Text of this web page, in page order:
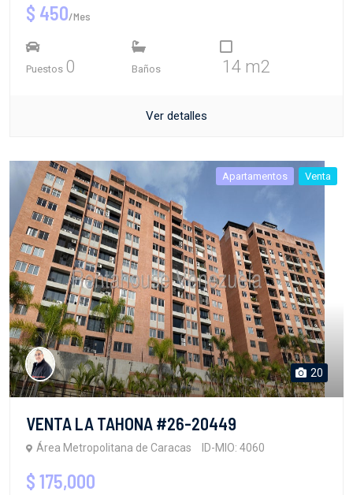
$ 450/Mes
Puestos 0 Baños 14 m2
Ver detalles
Apartamentos Venta
20
VENTA LA TAHONA #26-20449
Área Metropolitana de Caracas ID-MIO: 4060
$ 175,000